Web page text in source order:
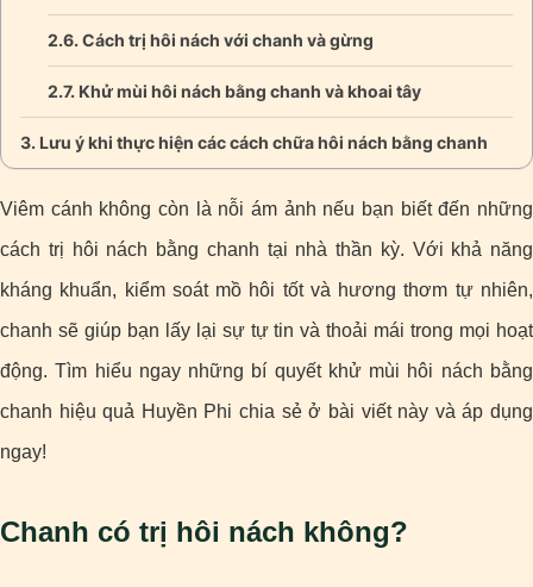
Cách trị hôi nách với chanh và gừng
Khử mùi hôi nách bằng chanh và khoai tây
Lưu ý khi thực hiện các cách chữa hôi nách bằng chanh
Viêm cánh không còn là nỗi ám ảnh nếu bạn biết đến những
cách trị hôi nách bằng chanh tại nhà thần kỳ. Với khả năng
kháng khuẩn, kiểm soát mồ hôi tốt và hương thơm tự nhiên,
chanh sẽ giúp bạn lấy lại sự tự tin và thoải mái trong mọi hoạt
động. Tìm hiểu ngay những bí quyết khử mùi hôi nách bằng
chanh hiệu quả Huyền Phi chia sẻ ở bài viết này và áp dụng
ngay!
Chanh có trị hôi nách không?